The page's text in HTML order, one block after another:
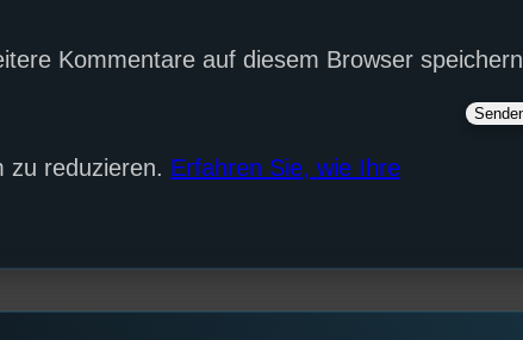
Kommentare auf diesem Browser
zu reduzieren. Erfahren Sie, wie Ihre